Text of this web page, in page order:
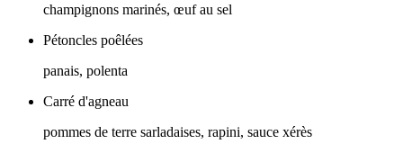
champignons marinés, œuf au sel
Pétoncles poêlées
panais, polenta
Carré d'agneau
pommes de terre sarladaises, rapini, sauce xérès